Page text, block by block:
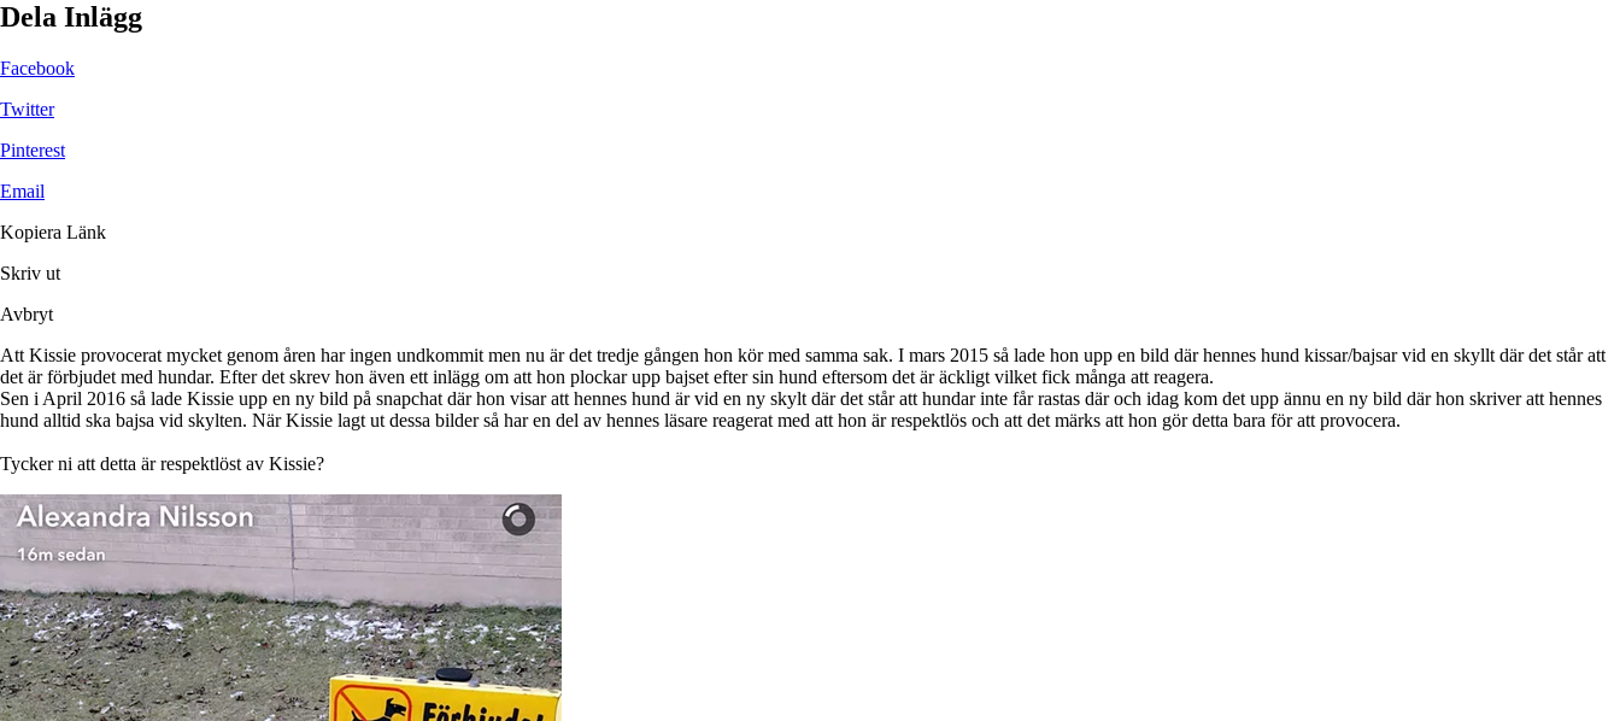
Dela Inlägg
Facebook
Twitter
Pinterest
Email
Kopiera Länk
Skriv ut
Avbryt
Att Kissie provocerat mycket genom åren har ingen undkommit men nu är det tredje gången hon kör med samma sak. I mars 2015 så lade hon upp en bild där hennes hund kissar/bajsar vid en skyllt där det står att
det är förbjudet med hundar. Efter det skrev hon även ett inlägg om att hon plockar upp bajset efter sin hund eftersom det är äckligt vilket fick många att reagera.
Sen i April 2016 så lade Kissie upp en ny bild på snapchat där hon visar att hennes hund är vid en ny skylt där det står att hundar inte får rastas där och idag kom det upp ännu en ny bild där hon skriver att hennes
hund alltid ska bajsa vid skylten. När Kissie lagt ut dessa bilder så har en del av hennes läsare reagerat med att hon är respektlös och att det märks att hon gör detta bara för att provocera.
Tycker ni att detta är respektlöst av Kissie?